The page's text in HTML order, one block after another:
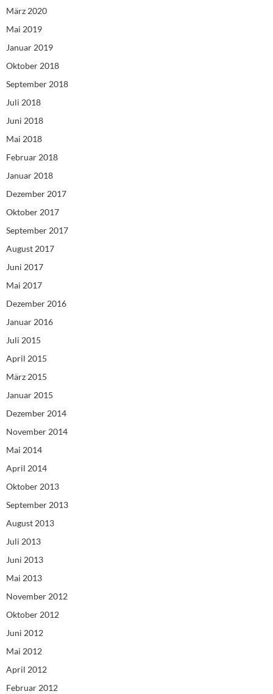
März 2020
Mai 2019
Januar 2019
Oktober 2018
September 2018
Juli 2018
Juni 2018
Mai 2018
Februar 2018
Januar 2018
Dezember 2017
Oktober 2017
September 2017
August 2017
Juni 2017
Mai 2017
Dezember 2016
Januar 2016
Juli 2015
April 2015
März 2015
Januar 2015
Dezember 2014
November 2014
Mai 2014
April 2014
Oktober 2013
September 2013
August 2013
Juli 2013
Juni 2013
Mai 2013
November 2012
Oktober 2012
Juni 2012
Mai 2012
April 2012
Februar 2012